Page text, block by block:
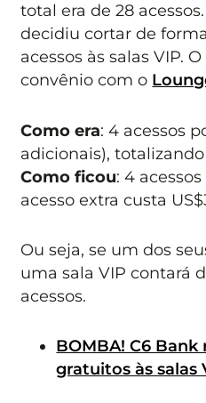
total era de 28
decidiu cortar de
acessos às salas VIP.
convênio com o
Como era: 4 acessos
adicionais), totalizando
Como ficou: 4
acesso extra custa
Ou seja, se um dos
uma sala VIP contará
acessos.
BOMBA! C6 Bank
gratuitos às salas